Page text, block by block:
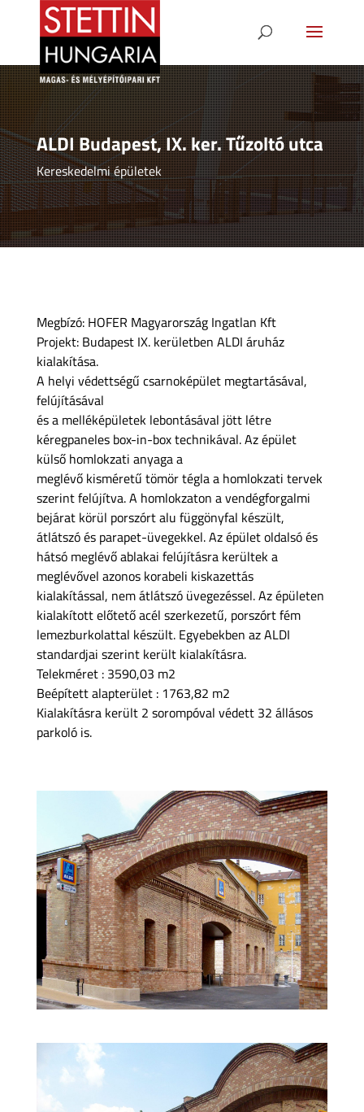
ALDI Budapest, IX. ker. Tűzoltó utca
Kereskedelmi épületek
Megbízó: HOFER Magyarország Ingatlan Kft
Projekt: Budapest IX. kerületben ALDI áruház
kialakítása.
A helyi védettségű csarnoképület megtartásával,
felújításával
és a melléképületek lebontásával jött létre
kéregpaneles box-in-box technikával. Az épület
külső homlokzati anyaga a
meglévő kisméretű tömör tégla a homlokzati tervek
szerint felújítva. A homlokzaton a vendégforgalmi
bejárat körül porszórt alu függönyfal készült,
átlátszó és parapet-üvegekkel. Az épület oldalsó és
hátsó meglévő ablakai felújításra kerültek a
meglévővel azonos korabeli kiskazettás
kialakítással, nem átlátszó üvegezéssel. Az épületen
kialakított előtető acél szerkezetű, porszórt fém
lemezburkolattal készült. Egyebekben az ALDI
standardjai szerint került kialakításra.
Telekméret : 3590,03 m2
Beépített alapterület : 1763,82 m2
Kialakításra került 2 sorompóval védett 32 állásos
parkoló is.